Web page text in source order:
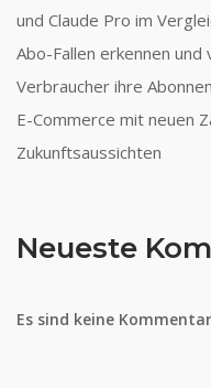
und Claude Pro im
Abo-Fallen erkennen
Verbraucher ihre
E-Commerce mit neuen
Zukunftsaussichten
Neueste
Es sind keine